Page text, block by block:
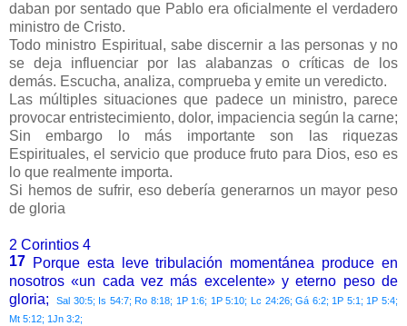
daban por sentado que Pablo era oficialmente el verdadero
ministro de Cristo.
Todo ministro Espiritual, sabe discernir a las personas y no
se deja influenciar por las alabanzas o críticas de los
demás. Escucha, analiza, comprueba y emite un veredicto.
Las múltiples situaciones que padece un ministro, parece
provocar entristecimiento, dolor, impaciencia según la carne;
Sin embargo lo más importante son las riquezas
Espirituales, el servicio que produce fruto para Dios, eso es
lo que realmente importa.
Si hemos de sufrir, eso debería generarnos un mayor peso
de gloria
2 Corintios 4
17 Porque esta leve tribulación momentánea produce en
nosotros «un cada vez más excelente» y eterno peso de
gloria;
Sal 30:5; Is 54:7; Ro 8:18; 1P 1:6; 1P 5:10; Lc 24:26; Gá 6:2; 1P 5:1; 1P 5:4;
Mt 5:12; 1Jn 3:2;